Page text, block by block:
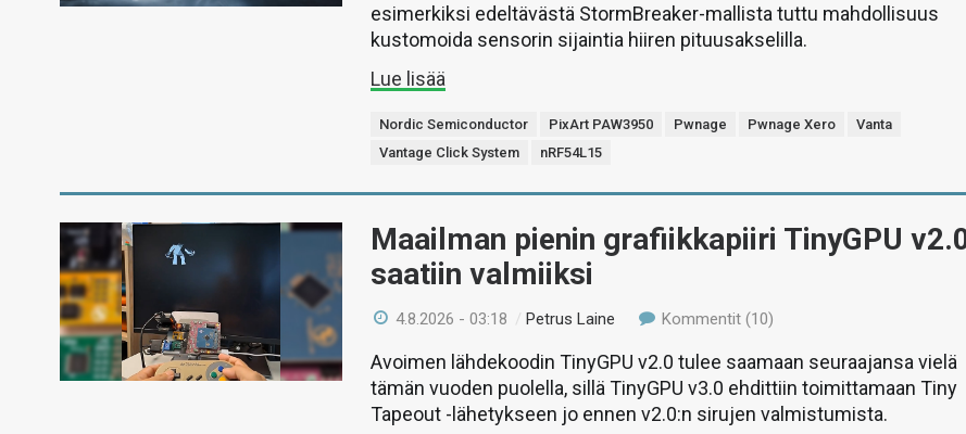
esimerkiksi edeltävästä StormBreaker-mallista tuttu mahdollisuus
kustomoida sensorin sijaintia hiiren pituusakselilla.
Lue lisää
Nordic Semiconductor PixArt PAW3950 Pwnage Pwnage Xero
Vanta
Vantage Click System
nRF54L15
Maailman pienin grafiikkapiiri TinyGPU
saatiin valmiiksi
4.8.2026 - 03:18 /Petrus Laine Kommentit (10)
Avoimen lähdekoodin TinyGPU v2.0 tulee saamaan seuraajansa vielä
tämän vuoden puolella, sillä TinyGPU v3.0 ehdittiin toimittamaan Tiny
Tapeout -lähetykseen jo ennen v2.0:n sirujen valmistumista.